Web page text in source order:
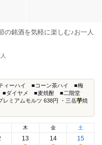
の銘酒を気軽に楽しむ♪お一人
人
ィーハイ ■コーン茶ハイ ■梅
ダイヤメ ■麦焼酎 ■二階堂
レミアムモルツ 638円 ・三岳芋焼
木
13
金
14
土
15